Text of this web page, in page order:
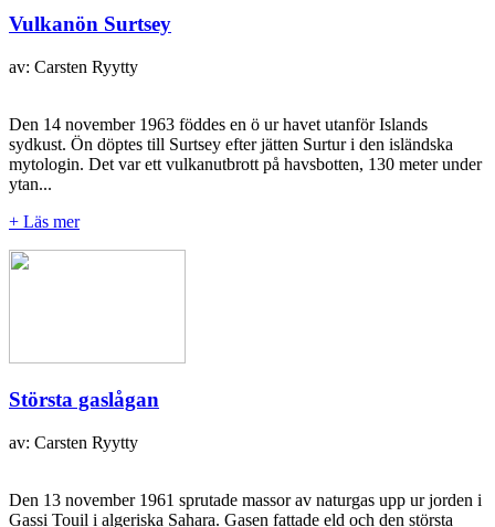
Vulkanön Surtsey
av: Carsten Ryytty
Den 14 november 1963 föddes en ö ur havet utanför Islands
sydkust. Ön döptes till Surtsey efter jätten Surtur i den isländska
mytologin. Det var ett vulkanutbrott på havsbotten, 130 meter under
ytan...
+ Läs mer
Största gaslågan
av: Carsten Ryytty
Den 13 november 1961 sprutade massor av naturgas upp ur jorden i
Gassi Touil i algeriska Sahara. Gasen fattade eld och den största